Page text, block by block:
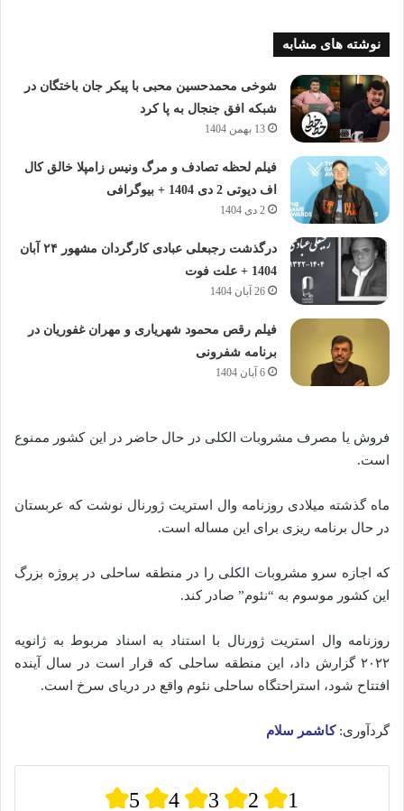
نوشته های مشابه
شوخی محمدحسین محبی با پیکر جان باختگان در
شبکه افق جنجال به پا کرد
13 بهمن 1404
فیلم لحظه تصادف و مرگ ونیس زامپلا خالق کال
اف دیوتی 2 دی 1404 + بیوگرافی
2 دی 1404
درگذشت رجبعلی عبادی کارگردان مشهور ۲۴ آبان
1404 + علت فوت
26 آبان 1404
فیلم رقص محمود شهریاری و مهران غفوریان در
برنامه شفرونی
6 آبان 1404
فروش یا مصرف مشروبات الکلی در حال حاضر در این کشور ممنوع
است.
ماه گذشته میلادی روزنامه وال استریت ژورنال نوشت که عربستان
در حال برنامه ریزی برای این مساله است.
که اجازه سرو مشروبات الکلی را در منطقه ساحلی در پروژه بزرگ
این کشور موسوم به “نئوم” صادر کند.
روزنامه وال استریت ژورنال با استناد به اسناد مربوط به ژانویه
۲۰۲۲ گزارش داد، این منطقه ساحلی که قرار است در سال آینده
افتتاح شود، استراحتگاه ساحلی نئوم واقع در دریای سرخ است.
گردآوری:کاشمر سلام
5 4 3 2 1